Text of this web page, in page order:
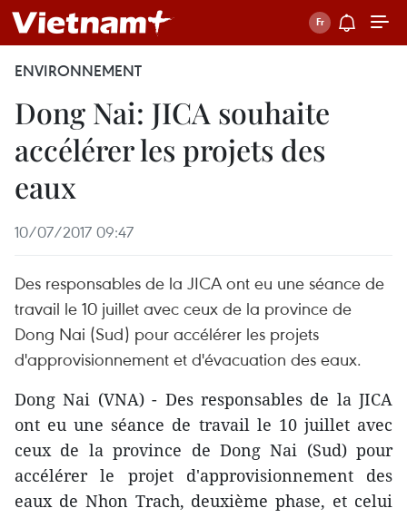
ENVIRONNEMENT
Dong Nai: JICA souhaite
accélérer les projets des
eaux
10/07/2017 09:47
Des responsables de la JICA ont eu une séance de
travail le 10 juillet avec ceux de la province de
Dong Nai (Sud) pour accélérer les projets
d'approvisionnement et d'évacuation des eaux.
Dong Nai (VNA) - Des responsables de la JICA
ont eu une séance de travail le 10 juillet avec
ceux de la province de Dong Nai (Sud) pour
accélérer le projet d'approvisionnement des
eaux de Nhon Trach, deuxième phase, et celui